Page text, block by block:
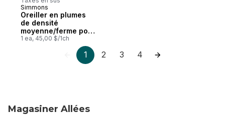
Simmons
Oreiller en plumes
de densité
moyenne/ferme pour
grand lit
1 ea, 45,00 $/1ch
1 2 3 4
Magasiner Allées